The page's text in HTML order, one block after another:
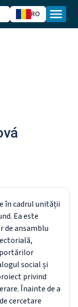
RO
în cadrul unității
Ea este
de ansamblu
social și
privind
Înainte de a
cercetare